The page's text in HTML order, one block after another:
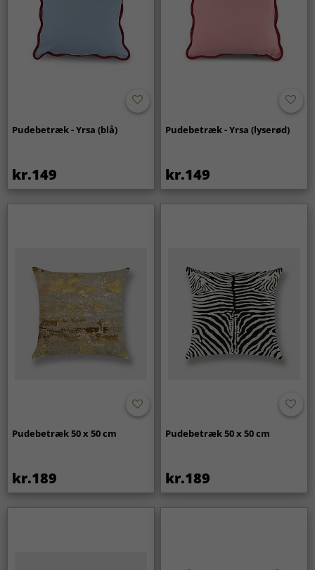
Pudebetræk - Yrsa (blå)
kr.149
Pudebetræk - Yrsa (lyserød)
kr.149
Pudebetræk 50 x 50 cm
kr.189
Pudebetræk 50 x 50 cm
kr.189